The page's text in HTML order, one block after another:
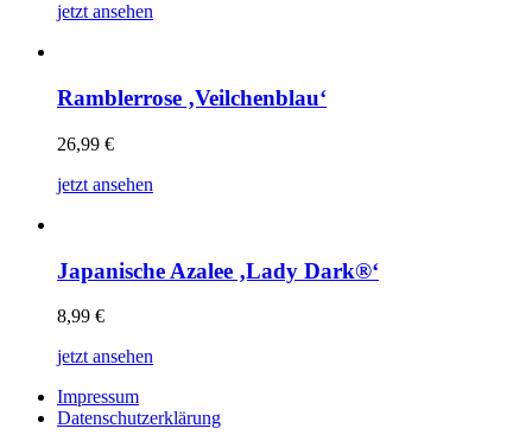
jetzt ansehen
Ramblerrose ‚Veilchenblau‘
26,99 €
jetzt ansehen
Japanische Azalee ‚Lady Dark®‘
8,99 €
jetzt ansehen
Impressum
Datenschutzerklärung